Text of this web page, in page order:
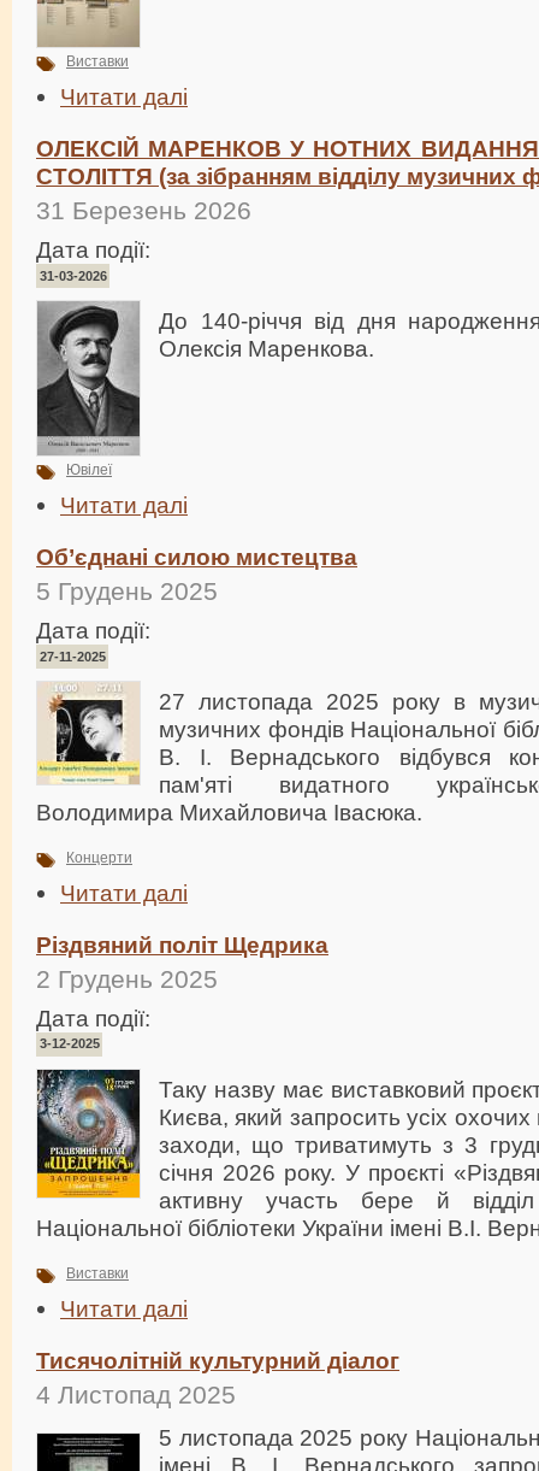
Виставки
Читати далі
ОЛЕКСІЙ МАРЕНКОВ У НОТНИХ
СТОЛІТТЯ (за зібранням відділу музичних
31 Березень 2026
Дата події:
31-03-2026
До 140-річчя від дня
Олексія Маренкова.
Ювілеї
Читати далі
Об’єднані силою мистецтва
5 Грудень 2025
Дата події:
27-11-2025
27 листопада 2025 року в
музичних фондів Національної
В. І. Вернадського відбувся
пам'яті видатного
Володимира Михайловича Івасюка.
Концерти
Читати далі
Різдвяний політ Щедрика
2 Грудень 2025
Дата події:
3-12-2025
Таку назву має виставковий
Києва, який запросить усіх
заходи, що триватимуть з 3
січня 2026 року. У проєкті
активну участь бере й
Національної бібліотеки України імені В.І.
Виставки
Читати далі
Тисячолітній культурний діалог
4 Листопад 2025
5 листопада 2025 року
імені В. І. Вернадського